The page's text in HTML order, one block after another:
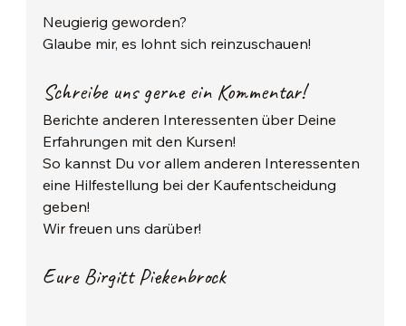
Neugierig geworden?
Glaube mir, es lohnt sich reinzuschauen!
Schreibe uns gerne ein Kommentar!
Berichte anderen Interessenten über Deine
Erfahrungen mit den Kursen!
So kannst Du vor allem anderen Interessenten
eine Hilfestellung bei der Kaufentscheidung
geben!
Wir freuen uns darüber!
Eure Birgitt Piekenbrock